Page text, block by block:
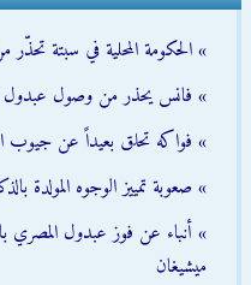
» الحكومة المحلية في سبتة
» فانس يحذر من وصول عبدول
» فواكه تحلق بعيداً عن جيوب
» صعوبة تمييز الوجوه المولدة
» أنباء عن فوز عبدول المصري
ميشيغان